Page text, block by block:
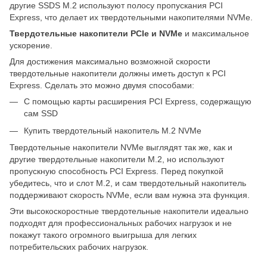
другие SSDS M.2 используют полосу пропускания PCI
Express, что делает их твердотельными накопителями NVMe.
Твердотельные накопители PCIe и NVMe и максимальное
ускорение.
Для достижения максимально возможной скорости
твердотельные накопители должны иметь доступ к PCI
Express. Сделать это можно двумя способами:
С помощью карты расширения PCI Express, содержащую
сам SSD
Купить твердотельный накопитель M.2 NVMe
Твердотельные накопители NVMe выглядят так же, как и
другие твердотельные накопители M.2, но используют
пропускную способность PCI Express. Перед покупкой
убедитесь, что и слот M.2, и сам твердотельный накопитель
поддерживают скорость NVMe, если вам нужна эта функция.
Эти высокоскоростные твердотельные накопители идеально
подходят для профессиональных рабочих нагрузок и не
покажут такого огромного выигрыша для легких
потребительских рабочих нагрузок.